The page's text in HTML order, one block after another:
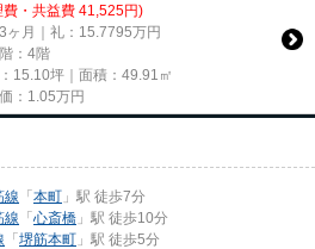
費・共益費 41,525円)
ヶ月｜礼：15.7795万円
：4階
15.10坪｜面積：49.91㎡
： 1.05万円
線 「本町 」駅 徒歩7分
線 「心斎橋 」駅 徒歩10分
「堺筋本町 」駅 徒歩5分